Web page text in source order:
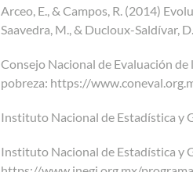
Arceo, E., & Campos, R. (2014)
Saavedra, M., & Ducloux-Saldívar,
Consejo Nacional de Evaluación
pobreza: https://
Instituto Nacional de Estadística y
Instituto Nacional de Estadística y